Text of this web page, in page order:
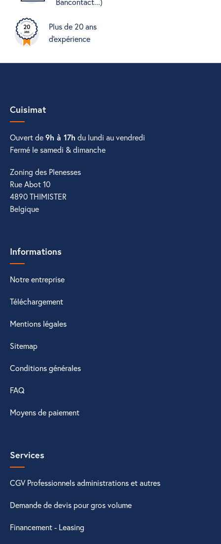
Plus de 20 ans
d'expérience
Cuisimat
Ouvert de9h à 17h du lundi au vendredi
Fermé le samedi & dimanche
Zoning des Plenesses
Rue Abot 10
4890 THIMISTER
Belgique
Informations
Notre entreprise
Téléchargement
Mentions légales
Sitemap
Conditions générales
FAQ
Moyens de paiement
Services
CGV Professionnels administrations et autres
Demande de devis pour gros volume
Financement - Leasing